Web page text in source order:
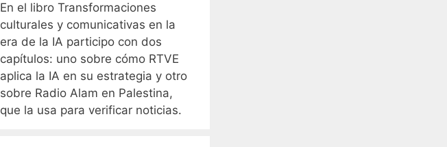
En el libro Transformaciones
culturales y comunicativas en la
era de la IA participo con dos
capítulos: uno sobre cómo RTVE
aplica la IA en su estrategia y otro
sobre Radio Alam en Palestina,
que la usa para verificar noticias.